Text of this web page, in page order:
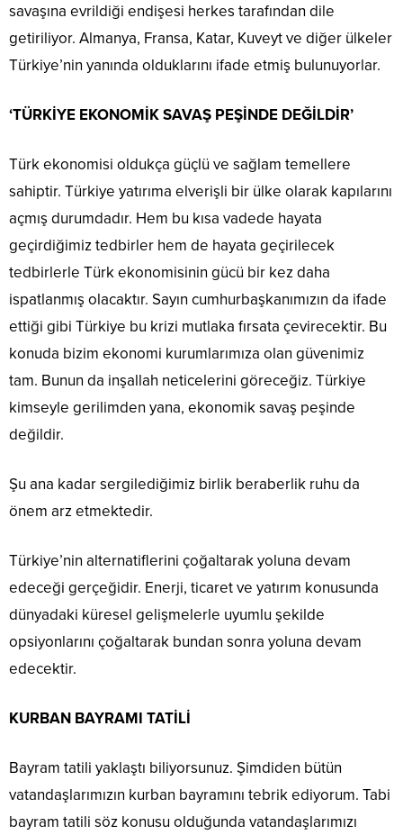
savaşına evrildiği endişesi herkes tarafından dile
getiriliyor. Almanya, Fransa, Katar, Kuveyt ve diğer ülkeler
Türkiye’nin yanında olduklarını ifade etmiş bulunuyorlar.
‘TÜRKİYE EKONOMİK SAVAŞ PEŞİNDE DEĞİLDİR’
Türk ekonomisi oldukça güçlü ve sağlam temellere
sahiptir. Türkiye yatırıma elverişli bir ülke olarak kapılarını
açmış durumdadır. Hem bu kısa vadede hayata
geçirdiğimiz tedbirler hem de hayata geçirilecek
tedbirlerle Türk ekonomisinin gücü bir kez daha
ispatlanmış olacaktır. Sayın cumhurbaşkanımızın da ifade
ettiği gibi Türkiye bu krizi mutlaka fırsata çevirecektir. Bu
konuda bizim ekonomi kurumlarımıza olan güvenimiz
tam. Bunun da inşallah neticelerini göreceğiz. Türkiye
kimseyle gerilimden yana, ekonomik savaş peşinde
değildir.
Şu ana kadar sergilediğimiz birlik beraberlik ruhu da
önem arz etmektedir.
Türkiye’nin alternatiflerini çoğaltarak yoluna devam
edeceği gerçeğidir. Enerji, ticaret ve yatırım konusunda
dünyadaki küresel gelişmelerle uyumlu şekilde
opsiyonlarını çoğaltarak bundan sonra yoluna devam
edecektir.
KURBAN BAYRAMI TATİLİ
Bayram tatili yaklaştı biliyorsunuz. Şimdiden bütün
vatandaşlarımızın kurban bayramını tebrik ediyorum. Tabi
bayram tatili söz konusu olduğunda vatandaşlarımızı